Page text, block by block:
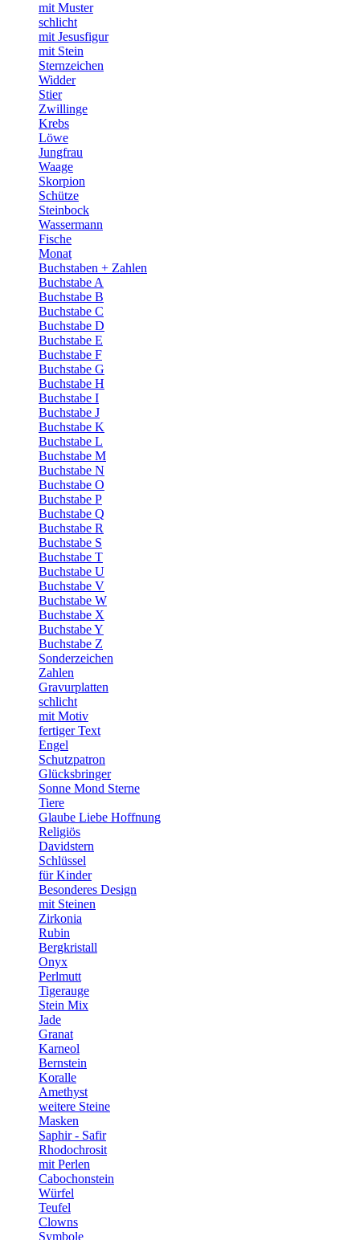
mit Muster
schlicht
mit Jesusfigur
mit Stein
Sternzeichen
Widder
Stier
Zwillinge
Krebs
Löwe
Jungfrau
Waage
Skorpion
Schütze
Steinbock
Wassermann
Fische
Monat
Buchstaben + Zahlen
Buchstabe A
Buchstabe B
Buchstabe C
Buchstabe D
Buchstabe E
Buchstabe F
Buchstabe G
Buchstabe H
Buchstabe I
Buchstabe J
Buchstabe K
Buchstabe L
Buchstabe M
Buchstabe N
Buchstabe O
Buchstabe P
Buchstabe Q
Buchstabe R
Buchstabe S
Buchstabe T
Buchstabe U
Buchstabe V
Buchstabe W
Buchstabe X
Buchstabe Y
Buchstabe Z
Sonderzeichen
Zahlen
Gravurplatten
schlicht
mit Motiv
fertiger Text
Engel
Schutzpatron
Glücksbringer
Sonne Mond Sterne
Tiere
Glaube Liebe Hoffnung
Religiös
Davidstern
Schlüssel
für Kinder
Besonderes Design
mit Steinen
Zirkonia
Rubin
Bergkristall
Onyx
Perlmutt
Tigerauge
Stein Mix
Jade
Granat
Karneol
Bernstein
Koralle
Amethyst
weitere Steine
Masken
Saphir - Safir
Rhodochrosit
mit Perlen
Cabochonstein
Würfel
Teufel
Clowns
Symbole